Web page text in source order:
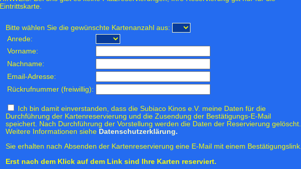
Eintrittskarte.
Bitte wählen Sie die gewünschte Kartenanzahl aus:
Anrede:
Vorname:
Nachname:
Email-Adresse:
Rückrufnummer (freiwillig):
Ich bin damit einverstanden, dass die Subiaco Kinos e.V. meine Daten für die
Durchführung der Kartenreservierung und die Zusendung der Bestätigungs-E-Mail
speichert. Nach Durchführung der Vorstellung werden die Daten der Reservierung gelöscht.
Weitere Informationen siehe Datenschutzerklärung.
Sie erhalten nach Absenden der Kartenreservierung eine E-Mail mit einem Bestätigungslink.
Erst nach dem Klick auf dem Link sind Ihre Karten reserviert.